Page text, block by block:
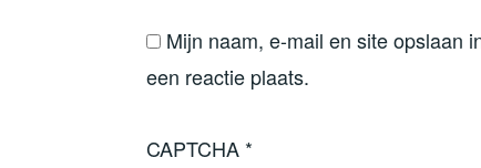
Mijn naam, e-mail en site opslaan
een reactie plaats.
CAPTCHA *